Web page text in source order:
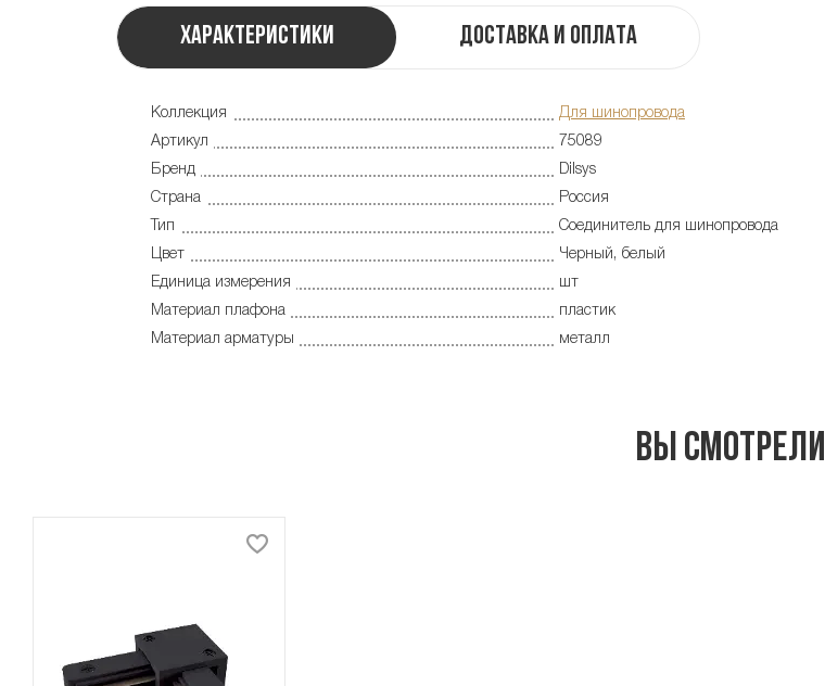
Характеристики Доставка и оплата
Коллекция
Для шинопровода
Артикул
75089
Бренд
Dilsys
Страна
Россия
Тип
Соединитель для шинопровода
Цвет
Черный, белый
Единица измерения
шт
Материал плафона
пластик
Материал арматуры
металл
Вы смотрели